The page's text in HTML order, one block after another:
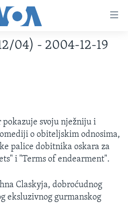
DRŽAVE
04) - 2004-12-19
svoju nježniju i
o obiteljskim odnosima,
palice dobitnika oskara za
i "Terms of endearment".
Claskyja, dobroćudnog
eksluzivnog gurmanskog